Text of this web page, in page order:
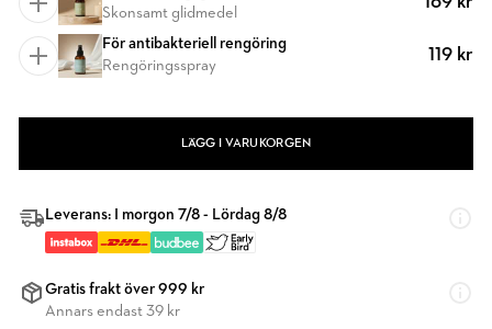
Skonsamt glidmedel
För antibakteriell rengöring
Rengöringsspray
119 kr
LÄGG I VARUKORGEN
Leverans: I morgon 7/8 - Lördag 8/8
Gratis frakt över 999 kr
Annars endast 39 kr